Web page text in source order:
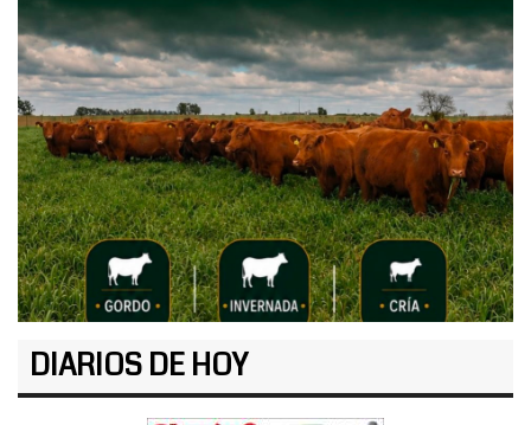
DIARIOS DE HOY